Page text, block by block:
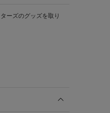
ーズのグッズを取り